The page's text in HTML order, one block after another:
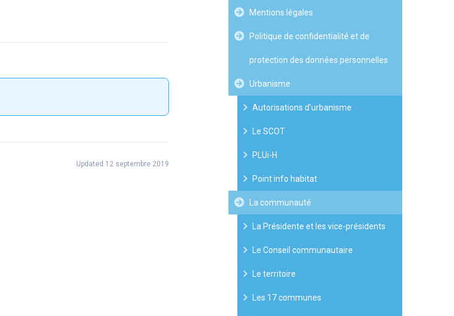
Updated 12 septembre 2019
Mentions légales
Politique de confidentialité et de
protection des données personnelles
Urbanisme
Autorisations d’urbanisme
Le SCOT
PLUi-H
Point info habitat
La communauté
La Présidente et les vice-présidents
Le Conseil communautaire
Le territoire
Les 17 communes